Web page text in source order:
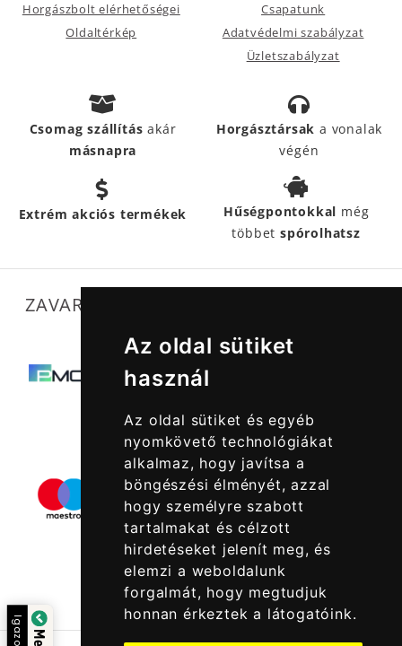
Az oldal sütiket
használ
Az oldal sütiket és egyéb
nyomkövető technológiákat
alkalmaz, hogy javítsa a
böngészési élményét, azzal
hogy személyre szabott
tartalmakat és célzott
hirdetéseket jelenít meg, és
elemzi a weboldalunk
forgalmát, hogy megtudjuk
honnan érkeztek a látogatóink.
Horgászbolt elérhetőségei
Oldaltérkép
Csapatunk
Adatvédelmi szabályzat
Üzletszabályzat
Csomag szállításakár
másnapra
Horgásztársak a vonalak
végén
Extrém akciós termékek Hűségpontokkal még
többetspórolhatsz
ZAVARTALAN MŰKÖDÉSÜNKET SEGÍTIK